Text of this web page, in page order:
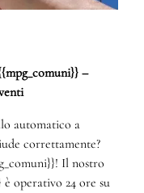
–
automatico a
correttamente?
Il nostro
è operativo 24 ore su